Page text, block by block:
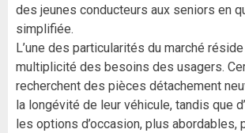
des jeunes conducteurs aux seniors en
simplifiée.
L’une des particularités du marché
multiplicité des besoins des usagers.
recherchent des pièces détachement
la longévité de leur véhicule, tandis que
les options d’occasion, plus abordables,